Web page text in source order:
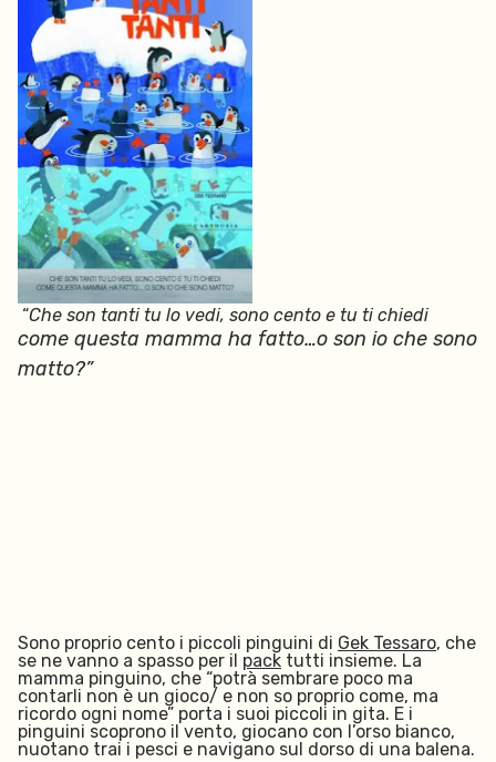
“Che son tanti tu lo vedi, sono cento e tu ti chiedi
come questa mamma ha fatto…o son io che sono
matto?”
Sono proprio cento i piccoli pinguini di Gek Tessaro, che
se ne vanno a spasso per il pack tutti insieme. La
mamma pinguino, che “potrà sembrare poco ma
contarli non è un gioco/ e non so proprio come, ma
ricordo ogni nome” porta i suoi piccoli in gita. E i
pinguini scoprono il vento, giocano con l’orso bianco,
nuotano trai i pesci e navigano sul dorso di una balena.